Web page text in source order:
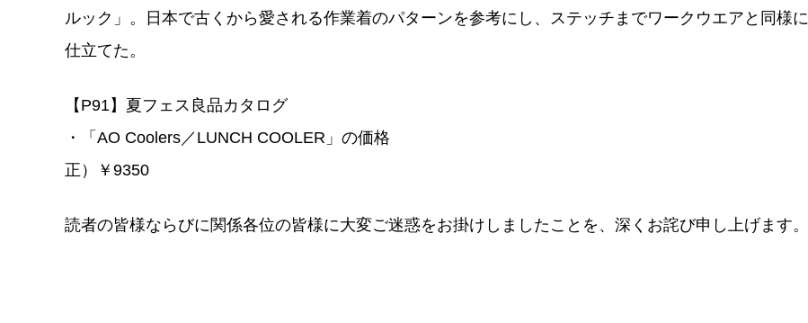
ルック」。日本で古くから愛される作業着のパターンを参考にし、ステッチまでワークウエアと同様に
仕立てた。
【P91】夏フェス良品カタログ
・「AO Coolers／LUNCH COOLER」の価格
正）￥9350
読者の皆様ならびに関係各位の皆様に大変ご迷惑をお掛けしましたことを、深くお詫び申し上げます。